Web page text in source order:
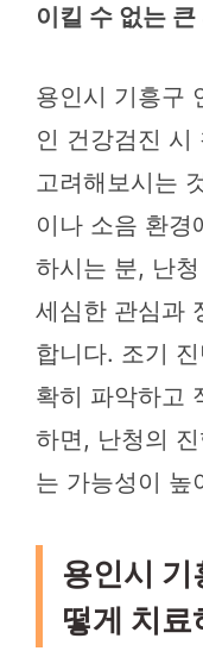
이킬 수 없는
용인시 기흥구
인 건강검진 시
고려해보시는
이나 소음 환경
하시는 분, 난
세심한 관심과
합니다. 조기
확히 파악하고
하면, 난청의
는 가능성이 높
용인시 기
떻게 치